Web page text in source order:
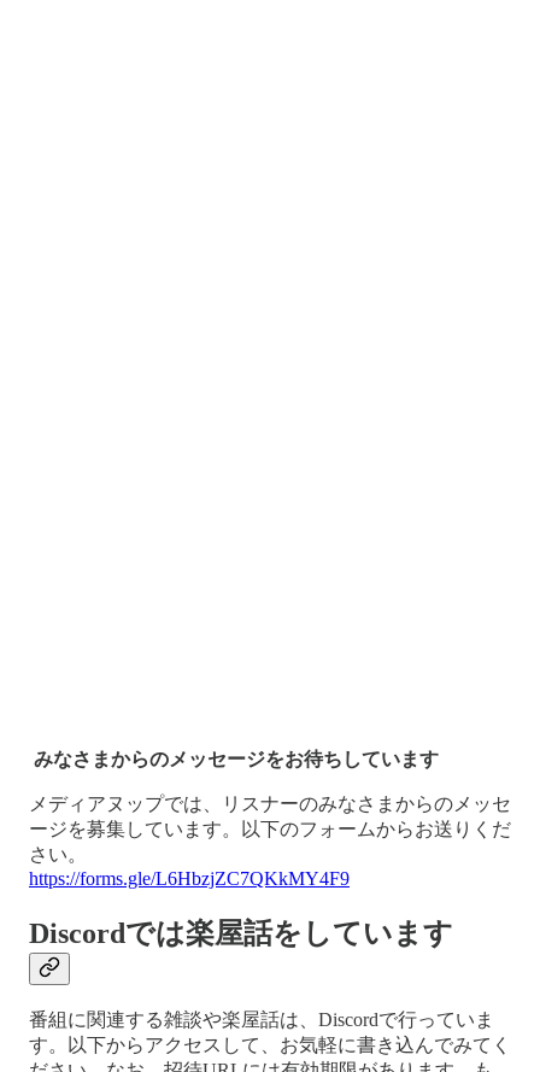
みなさまからのメッセージをお待ちしています
メディアヌップでは、リスナーのみなさまからのメッセ
ージを募集しています。以下のフォームからお送りくだ
さい。
https://forms.gle/L6HbzjZC7QKkMY4F9
Discordでは楽屋話をしています
番組に関連する雑談や楽屋話は、Discordで行っていま
す。以下からアクセスして、お気軽に書き込んでみてく